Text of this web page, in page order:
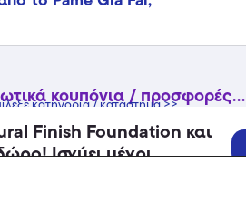
κουπόνια / προσφορές...
κατηγορία / κατάστημα >>
Finish Foundation και
μέχρι